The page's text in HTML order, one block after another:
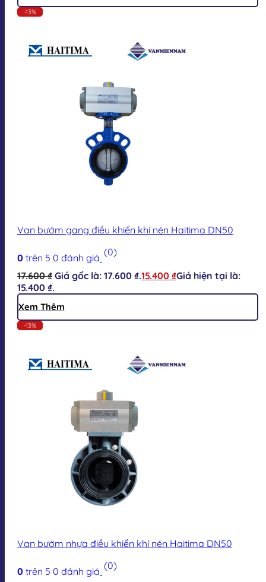
-13%
Van bướm gang điều khiển khí nén Haitima DN50
0 trên 5 0 đánh giá (0)
17.600₫ Giá gốc là: 17.600 ₫.15.400 ₫Giá hiện tại là:
15.400 ₫.
Xem Thêm
-13%
Van bướm nhựa điều khiển khí nén Haitima DN50
0 trên 5 0 đánh giá (0)